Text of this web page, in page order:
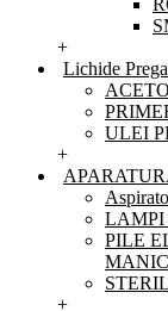
+
Lichide
ULEI
+
LAMPI
PILE
+